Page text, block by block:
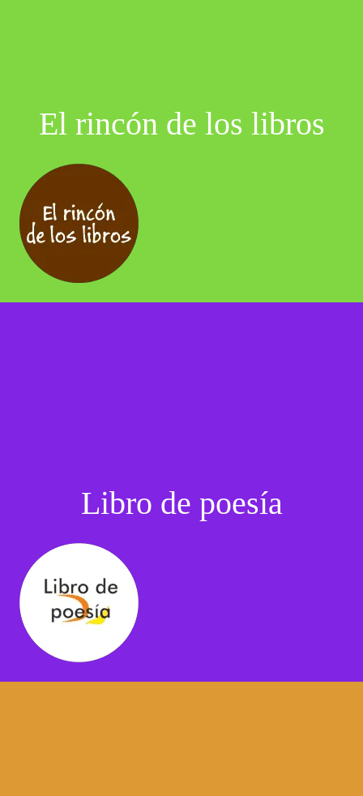
El rincón de los libros
Libro de poesía